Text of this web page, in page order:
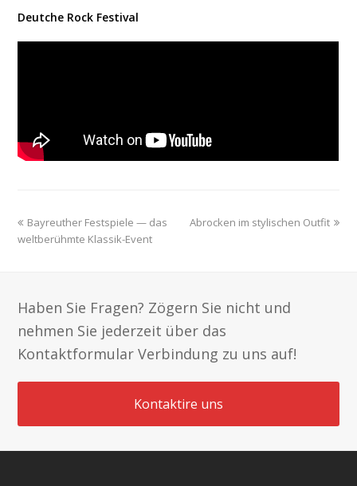
Deutche Rock Festival
previous
post:
Bayreuther Festspiele — das
weltberühmte Klassik-Event
next
Abrocken im stylischen Outfit
Haben Sie Fragen? Zögern Sie nicht und
nehmen Sie jederzeit über das
Kontaktformular Verbindung zu uns auf!
Kontaktire uns